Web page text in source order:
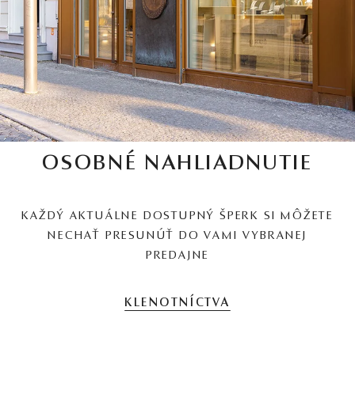
OSOBNÉ NAHLIADNUTIE
KAŽDÝ AKTUÁLNE DOSTUPNÝ ŠPERK SI MÔŽETE
NECHAŤ PRESUNÚŤ DO VAMI VYBRANEJ
PREDAJNE
KLENOTNÍCTVA